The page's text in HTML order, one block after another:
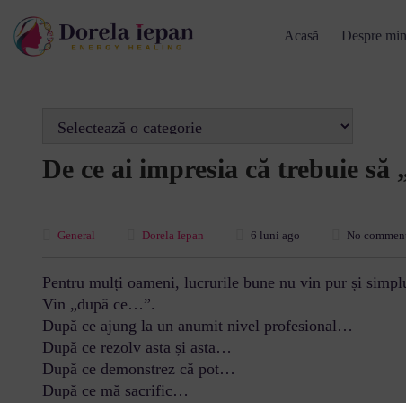
Acasă Despre
De ce ai impresia că trebuie
General Dorela Iepan 6 luni ago No
Pentru mulți oameni, lucrurile bune nu vin pur și
Vin „după ce…”.
După ce ajung la un anumit nivel profesional…
După ce rezolv asta și asta…
După ce demonstrez că pot…
După ce mă sacrific…